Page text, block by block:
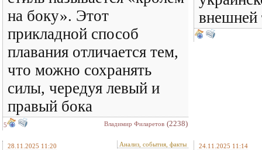
на боку». Этот
прикладной способ
плавания отличается тем,
что можно сохранять
силы, чередуя левый и
правый бока
5 Владимир Филаретов (2238)
28.11.2025 11:20 Анализ, события, факты 24.11.2025 11:14